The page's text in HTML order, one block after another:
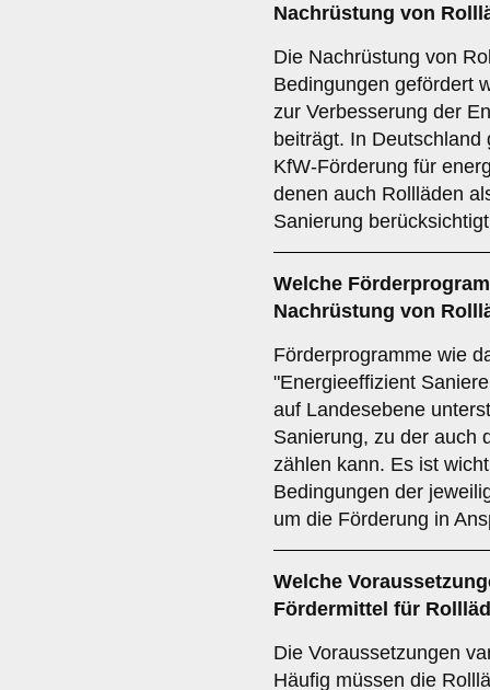
Nachrüstung von
Die Nachrüstung von
Bedingungen gefördert
zur Verbesserung der
beiträgt. In
KfW-Förderung für
denen auch Rollläden
Sanierung
Welche
Nachrüstung von
Förderprogramme wie
"Energieeffizient
auf Landesebene
Sanierung, zu der auch
zählen kann. Es ist
Bedingungen der
um die Förderung in
Welche
Fördermittel für
Die Voraussetzungen
Häufig müssen die